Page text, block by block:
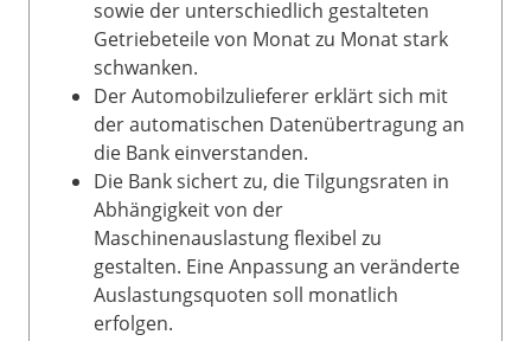
sowie der unterschiedlich gestalteten
Getriebeteile von Monat zu Monat stark
schwanken.
Der Automobilzulieferer erklärt sich mit
der automatischen Datenübertragung an
die Bank einverstanden.
Die Bank sichert zu, die Tilgungsraten in
Abhängigkeit von der
Maschinenauslastung flexibel zu
gestalten. Eine Anpassung an veränderte
Auslastungsquoten soll monatlich
erfolgen.